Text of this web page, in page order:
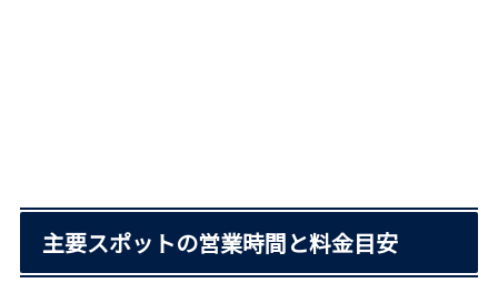
主要スポットの営業時間と料金目安